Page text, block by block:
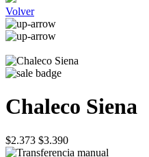
Volver
Chaleco Siena
$2.373 $3.390